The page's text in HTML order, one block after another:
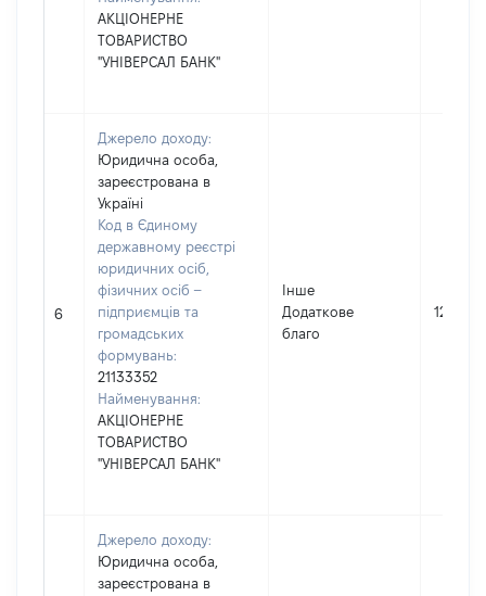
АКЦІОНЕРНЕ
ТОВАРИСТВО
"УНІВЕРСАЛ БАНК"
6
Джерело доходу:
Юридична особа,
зареєстрована в
Україні
Код в Єдиному
державному реєстрі
юридичних осіб,
фізичних осіб –
підприємців та
громадських
формувань:
21133352
Найменування:
АКЦІОНЕРНЕ
ТОВАРИСТВО
"УНІВЕРСАЛ БАНК"
Інше
Додаткове
благо
1276
Джерело доходу:
Юридична особа,
зареєстрована в